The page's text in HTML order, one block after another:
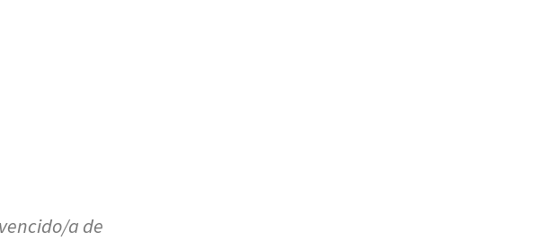
a de